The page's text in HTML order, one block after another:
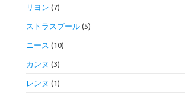
リヨン (7)
ストラスブール (5)
ニース (10)
カンヌ (3)
レンヌ (1)